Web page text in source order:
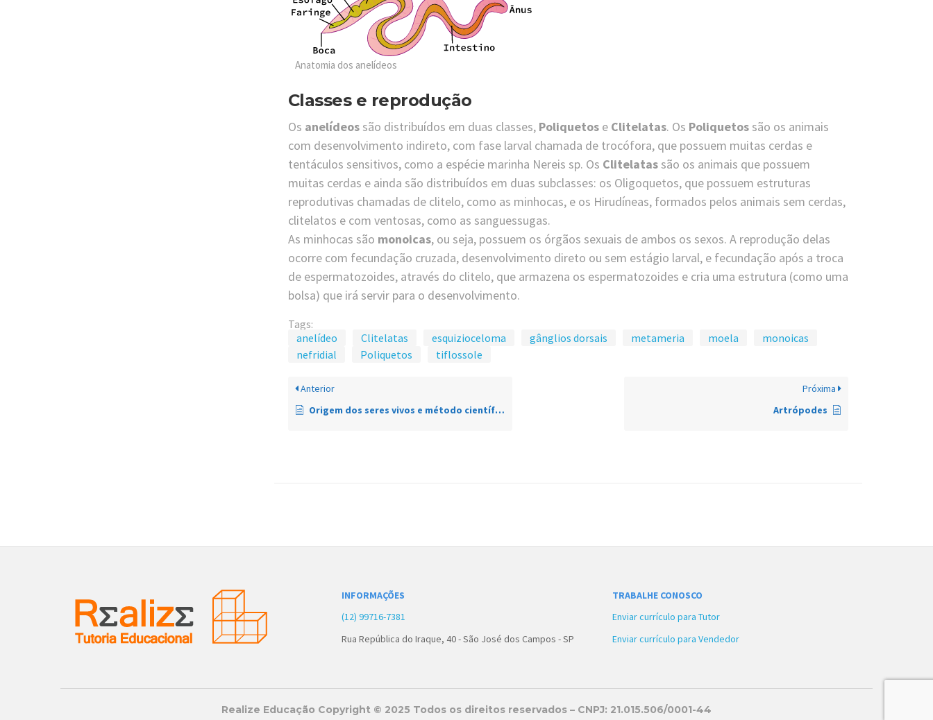
Anatomia dos anelídeos
Classes e reprodução
Os anelídeossão distribuídos em duas classes, Poliquetose Clitelatas. Os Poliquetossão os animais
com desenvolvimento indireto, com fase larval chamada de trocófora, que possuem muitas cerdas e
tentáculos sensitivos, como a espécie marinha Nereis sp. Os Clitelatassão os animais que possuem
muitas cerdas e ainda são distribuídos em duas subclasses: os Oligoquetos, que possuem estruturas
reprodutivas chamadas de clitelo, como as minhocas, e os Hirudíneas, formados pelos animais sem cerdas,
clitelatos e com ventosas, como as sanguessugas.
As minhocas são monoicas, ou seja, possuem os órgãos sexuais de ambos os sexos. A reprodução delas
ocorre com fecundação cruzada, desenvolvimento direto ou sem estágio larval, e fecundação após a troca
de espermatozoides, através do clitelo, que armazena os espermatozoides e cria uma estrutura (como uma
bolsa) que irá servir para o desenvolvimento.
Tags:
anelídeo
Clitelatas esquizioceloma gânglios dorsais metameria moela
monoicas
nefridial
Poliquetos tiflossole
Anterior
Origem dos seres vivos e método científico
Próxima
Artrópodes
INFORMAÇÕES
(12) 99716-7381
Rua República do Iraque, 40 - São José dos Campos - SP
TRABALHE CONOSCO
Enviar currículo para Tutor
Enviar currículo para Vendedor
Realize Educação Copyright © 2025 Todos os direitos reservados – CNPJ: 21.015.506/0001-44